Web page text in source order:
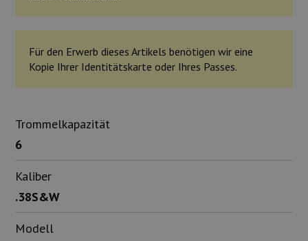
Für den Erwerb dieses Artikels benötigen wir eine
Kopie Ihrer Identitätskarte oder Ihres Passes.
Trommelkapazität
6
Kaliber
.38S&W
Modell